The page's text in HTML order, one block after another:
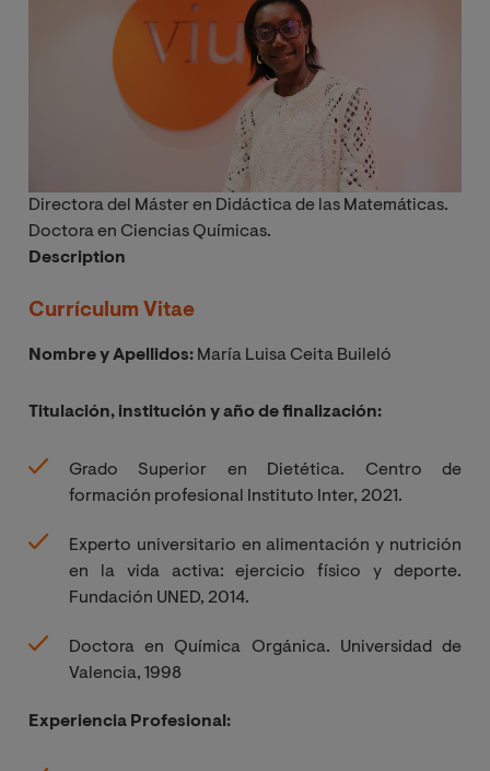
Directora del Máster en Didáctica de las Matemáticas.
Doctora en Ciencias Químicas.
Description
Currículum Vitae
Nombre y Apellidos: María Luisa Ceita Buileló
Titulación, institución y año de finalización:
Grado Superior en Dietética. Centro de
formación profesional Instituto Inter, 2021.
Experto universitario en alimentación y nutrición
en la vida activa: ejercicio físico y deporte.
Fundación UNED, 2014.
Doctora en Química Orgánica. Universidad de
Valencia, 1998
Experiencia Profesional: